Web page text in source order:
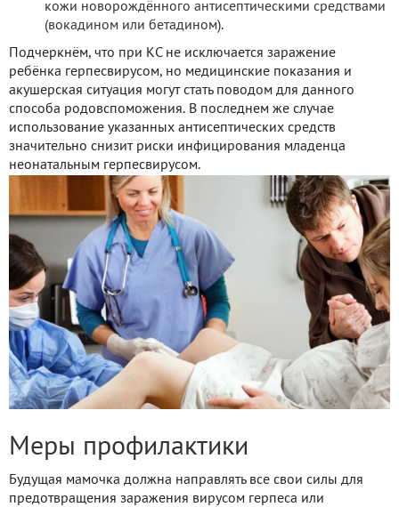
кожи новорождённого антисептическими средствами
(вокадином или бетадином).
Подчеркнём, что при КС не исключается заражение
ребёнка герпесвирусом, но медицинские показания и
акушерская ситуация могут стать поводом для данного
способа родовспоможения. В последнем же случае
использование указанных антисептических средств
значительно снизит риски инфицирования младенца
неонатальным герпесвирусом.
Меры профилактики
Будущая мамочка должна направлять все свои силы для
предотвращения заражения вирусом герпеса или